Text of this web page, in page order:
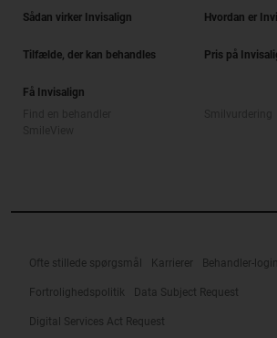
Sådan virker Invisalign Hvordan er
Tilfælde, der kan behandles Pris på
Få Invisalign
Ofte stillede spørgsmål Karrierer Behandler-login
Fortrolighedspolitik Data Subject Request
Digital Services Act Request